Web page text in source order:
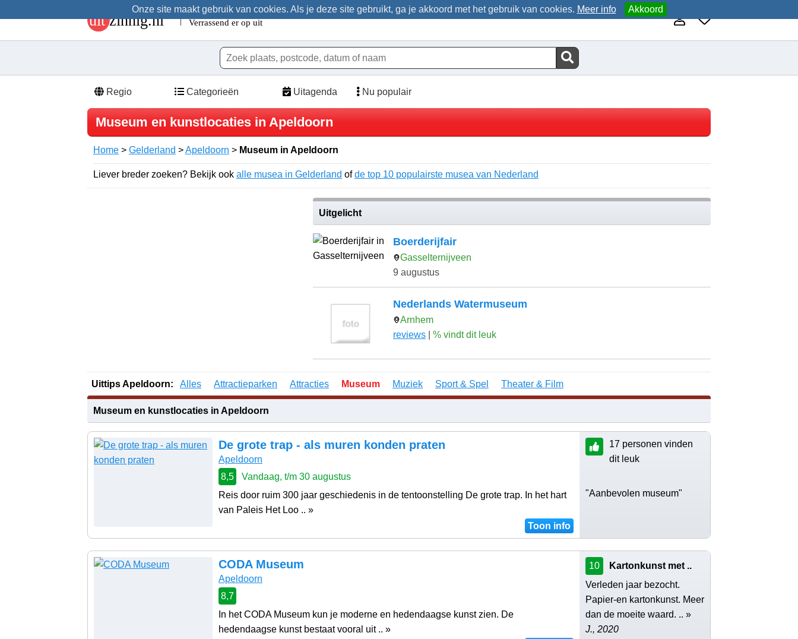
Onze site maakt gebruik van cookies. Als je deze site gebruikt, ga je akkoord met het gebruik van cookies. Meer info Akkoord
Regio Categorieën Uitagenda Nu populair
Museum en kunstlocaties in Apeldoorn
Home > Gelderland >Apeldoorn > Museum in Apeldoorn
Liever breder zoeken? Bekijk ook alle musea in Gelderland ofde top 10 populairste musea van Nederland
Uitgelicht
Boerderijfair
Gasselternijveen
9 augustus
Nederlands Watermuseum
Arnhem
reviews
% vindt dit leuk
Uittips Apeldoorn: Alles Attractieparken Attracties Museum Muziek Sport & Spel Theater & Film
Museum en kunstlocaties in Apeldoorn
De grote trap - als muren konden praten
Apeldoorn
8,5
Vandaag, t/m 30 augustus
Reis door ruim 300 jaar geschiedenis in de tentoonstelling De grote trap. In het hart
van Paleis Het Loo .. »
Toon info
17 personen vinden
dit leuk
"Aanbevolen museum"
CODA Museum
Apeldoorn
8,7
In het CODA Museum kun je moderne en hedendaagse kunst zien. De
hedendaagse kunst bestaat vooral uit .. »
10
Kartonkunst met ..
Verleden jaar bezocht.
Papier-en kartonkunst. Meer
dan de moeite waard. .. »
J., 2020